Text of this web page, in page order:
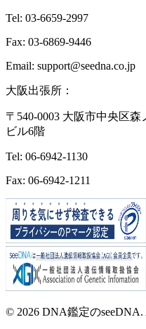
Tel: 03-6659-2997
Fax: 03-6869-9446
Email: support@seedna.co.jp
大阪出張所：
〒540-0003 大阪市中央区
ビル6階
Tel: 06-6942-1130
Fax: 06-6942-1211
© 2026 DNA鑑定の